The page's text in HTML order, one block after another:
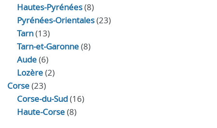
Hautes-Pyrénées(8)
Pyrénées-Orientales(23)
Tarn(13)
Tarn-et-Garonne(8)
Aude(6)
Lozère(2)
Corse(23)
Corse-du-Sud(16)
Haute-Corse(8)